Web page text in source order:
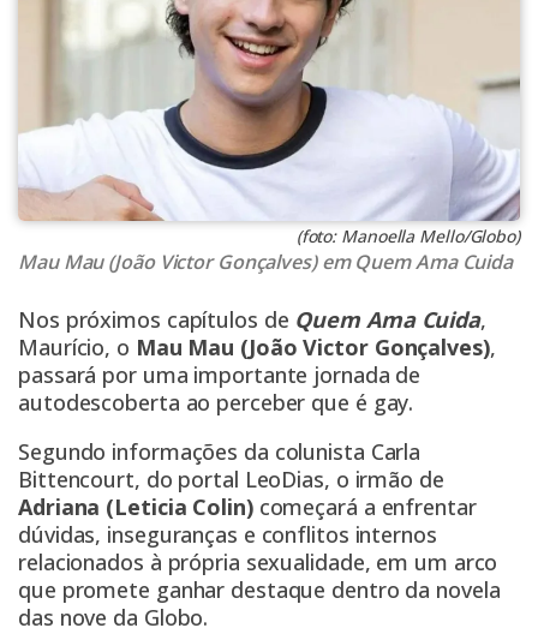
(foto: Manoella Mello/Globo)
Mau Mau (João Victor Gonçalves) em Quem Ama Cuida
Nos próximos capítulos de Quem Ama Cuida,
Maurício, o Mau Mau (João Victor Gonçalves),
passará por uma importante jornada de
autodescoberta ao perceber que é gay.
Segundo informações da colunista Carla
Bittencourt, do portal LeoDias, o irmão de
Adriana (Leticia Colin) começará a enfrentar
dúvidas, inseguranças e conflitos internos
relacionados à própria sexualidade, em um arco
que promete ganhar destaque dentro da novela
das nove da Globo.